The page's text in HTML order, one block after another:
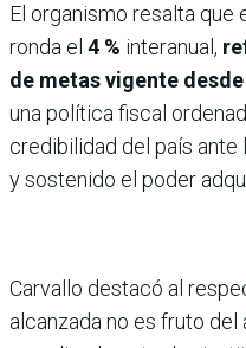
El organismo resalta que
ronda el 4 % interanual,
de metas vigente desde
una política fiscal
credibilidad del país
y sostenido el poder
Carvallo destacó al
alcanzada no es fruto del